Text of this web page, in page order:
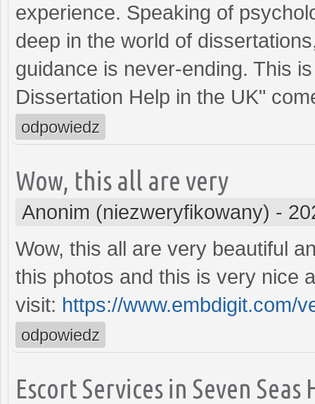
experience. Speaking of
deep in the world of
guidance is never-ending. This
Dissertation Help in the UK"
odpowiedz
Wow, this all are very
Anonim (niezweryfikowany) -
Wow, this all are very beautiful
this photos and this is very nice
visit: https://www.embdigit.com/
odpowiedz
Escort Services in Seven